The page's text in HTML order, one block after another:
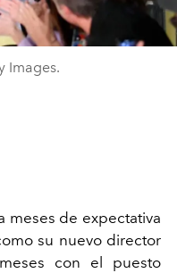
Images.
meses de expectativa
su nuevo director
con el puesto